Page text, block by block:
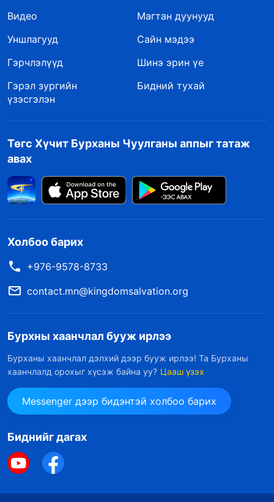
Видео
Магтан дуунууд
Уншлагууд
Сайн мэдээ
Гэрчлэлүүд
Шинэ эрин үе
Гэрэл зургийн
үзэсгэлэн
Бидний тухай
Төгс Хүчит Бурханы Чуулганы аппыг татаж
авах
Холбоо барих
+976-9578-8733
contact.mn@kingdomsalvation.org
Бурхны хаанчлал бууж ирлээ
Бурханы хаанчлал дэлхий дээр бууж ирлээ! Та Бурханы
хаанчлалд орохыг хүсэж байна уу? Цааш үзэх
Messenger дээр бидэнтэй холбоо барих
Биднийг дагах